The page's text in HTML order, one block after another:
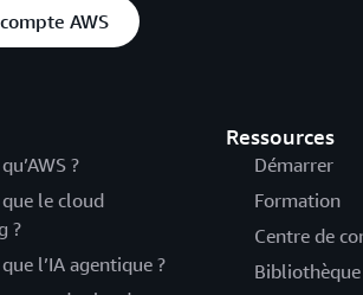
AWS
?
que le cloud
?
l’IA agentique ?
Ressources
Démarrer
Formation
Centre de